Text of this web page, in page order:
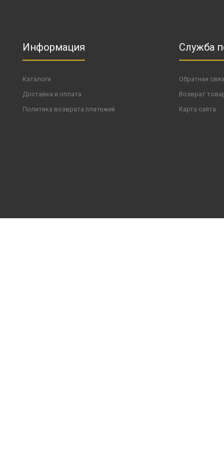
Информация
Каталоги
Доставка и оплата
Политика возврата платежей
Служба
Обратная
Возврат
Карта сайта